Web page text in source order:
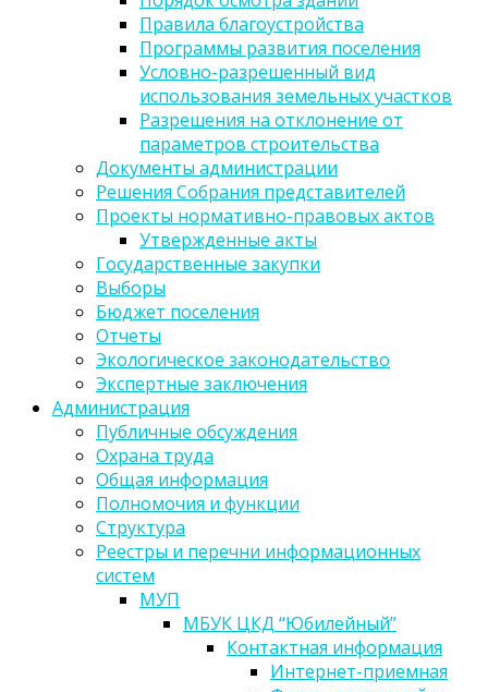
Правила благоустройства
Программы развития поселения
Условно-разрешенный вид
использования земельных участков
Разрешения на отклонение от
параметров строительства
Документы администрации
Решения Собрания представителей
Проекты нормативно-правовых актов
Утвержденные акты
Государственные закупки
Выборы
Бюджет поселения
Отчеты
Экологическое законодательство
Экспертные заключения
Администрация
Публичные обсуждения
Охрана труда
Общая информация
Полномочия и функции
Структура
Реестры и перечни информационных
систем
МУП
МБУК ЦКД “Юбилейный”
Контактная информация
Интернет-приемная